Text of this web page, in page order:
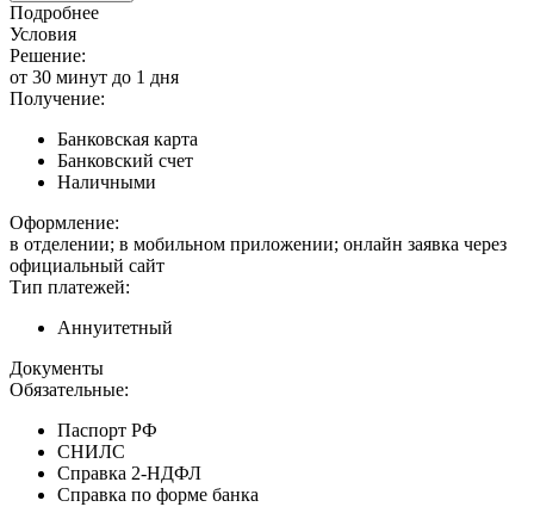
Подробнее
Условия
Решение:
от 30 минут до 1 дня
Получение:
Банковская карта
Банковский счет
Наличными
Оформление:
в отделении; в мобильном приложении; онлайн заявка через
официальный сайт
Тип платежей:
Аннуитетный
Документы
Обязательные:
Паспорт РФ
СНИЛС
Справка 2-НДФЛ
Справка по форме банка